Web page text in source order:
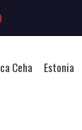
Ceha Estonia